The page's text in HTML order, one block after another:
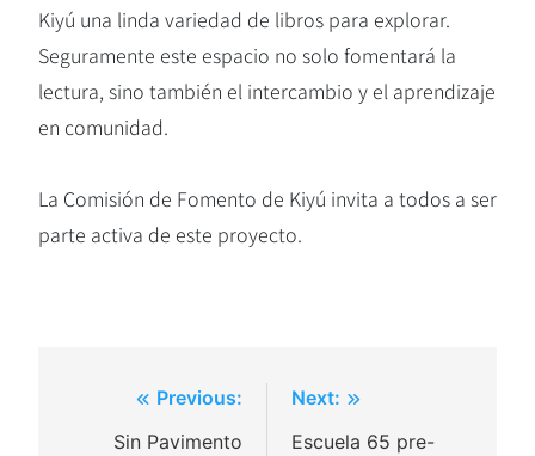
Kiyú una linda variedad de libros para explorar.
Seguramente este espacio no solo fomentará la
lectura, sino también el intercambio y el aprendizaje
en comunidad.
La Comisión de Fomento de Kiyú invita a todos a ser
parte activa de este proyecto.
Navegación
Previous:
Sin Pavimento
Next:
Escuela 65 pre-